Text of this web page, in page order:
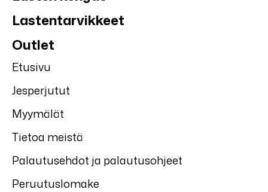
Lastentarvikkeet
Outlet
Etusivu
Jesperjutut
Myymälät
Tietoa meistä
Palautusehdot ja palautusohjeet
Peruutuslomake